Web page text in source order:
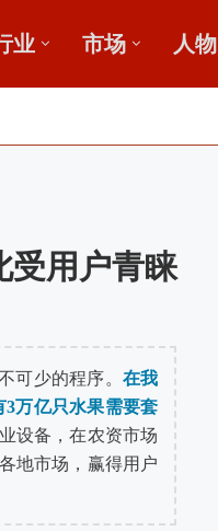
业 市场 人物
受用户青睐
可少的程序。 在我
3万亿只水果需要套
设备，在农资市场
地市场，赢得用户